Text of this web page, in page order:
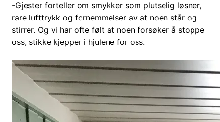
-Gjester forteller om smykker som plutselig løsner,
rare lufttrykk og fornemmelser av at noen står og
stirrer. Og vi har ofte følt at noen forsøker å stoppe
oss, stikke kjepper i hjulene for oss.